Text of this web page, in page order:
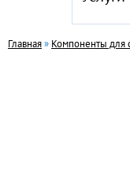
Главная » Компоненты для